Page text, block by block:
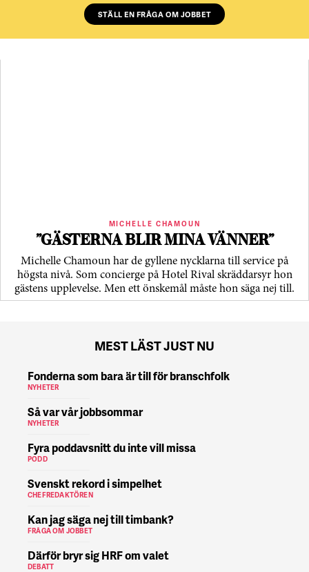
STÄLL EN FRÅGA OM JOBBET
MICHELLE CHAMOUN
”GÄSTERNA BLIR MINA VÄNNER”
Michelle Chamoun har de gyllene nycklarna till service på
högsta nivå. Som concierge på Hotel Rival skräddarsyr hon
gästens upp­levelse. Men ett önskemål måste hon säga nej till.
MEST LÄST JUST NU
Fonderna som bara är till för branschfolk
NYHETER
Så var vår jobbsommar
NYHETER
Fyra poddavsnitt du inte vill missa
PODD
Svenskt rekord i simpelhet
CHEFREDAKTÖREN
Kan jag säga nej till timbank?
FRÅGA OM JOBBET
Därför bryr sig HRF om valet
DEBATT